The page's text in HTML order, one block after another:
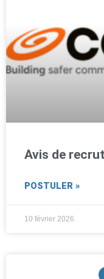
Avis de
POSTULER »
10 février 2026